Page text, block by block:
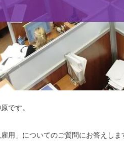
です。
用」についてのご質問にお答えしま